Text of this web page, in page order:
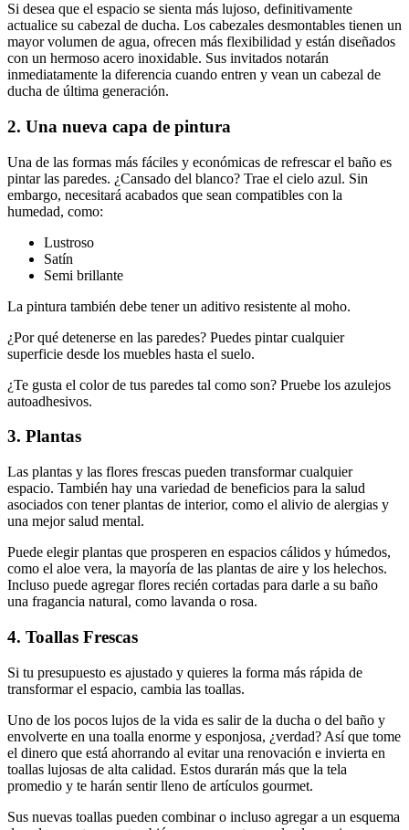
Si desea que el espacio se sienta más lujoso, definitivamente
actualice su cabezal de ducha. Los cabezales desmontables tienen un
mayor volumen de agua, ofrecen más flexibilidad y están diseñados
con un hermoso acero inoxidable. Sus invitados notarán
inmediatamente la diferencia cuando entren y vean un cabezal de
ducha de última generación.
2. Una nueva capa de pintura
Una de las formas más fáciles y económicas de refrescar el baño es
pintar las paredes. ¿Cansado del blanco? Trae el cielo azul. Sin
embargo, necesitará acabados que sean compatibles con la
humedad, como:
Lustroso
Satín
Semi brillante
La pintura también debe tener un aditivo resistente al moho.
¿Por qué detenerse en las paredes? Puedes pintar cualquier
superficie desde los muebles hasta el suelo.
¿Te gusta el color de tus paredes tal como son? Pruebe los azulejos
autoadhesivos.
3. Plantas
Las plantas y las flores frescas pueden transformar cualquier
espacio. También hay una variedad de beneficios para la salud
asociados con tener plantas de interior, como el alivio de alergias y
una mejor salud mental.
Puede elegir plantas que prosperen en espacios cálidos y húmedos,
como el aloe vera, la mayoría de las plantas de aire y los helechos.
Incluso puede agregar flores recién cortadas para darle a su baño
una fragancia natural, como lavanda o rosa.
4. Toallas Frescas
Si tu presupuesto es ajustado y quieres la forma más rápida de
transformar el espacio, cambia las toallas.
Uno de los pocos lujos de la vida es salir de la ducha o del baño y
envolverte en una toalla enorme y esponjosa, ¿verdad? Así que tome
el dinero que está ahorrando al evitar una renovación e invierta en
toallas lujosas de alta calidad. Estos durarán más que la tela
promedio y te harán sentir lleno de artículos gourmet.
Sus nuevas toallas pueden combinar o incluso agregar a un esquema